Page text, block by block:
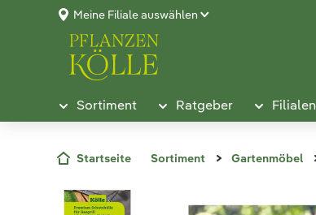
Meine Filiale auswählen
Sortiment Ratgeber Filialen
Startseite Sortiment Gartenmöbel